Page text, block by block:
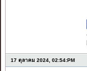
17 ตุลาคม 2024, 02:54:PM